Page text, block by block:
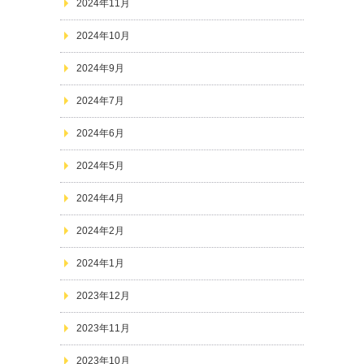
2024年11月
2024年10月
2024年9月
2024年7月
2024年6月
2024年5月
2024年4月
2024年2月
2024年1月
2023年12月
2023年11月
2023年10月